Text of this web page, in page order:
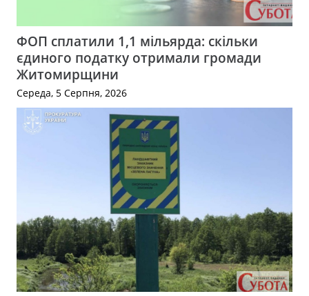
ФОП сплатили 1,1 мільярда: скільки
єдиного податку отримали громади
Житомирщини
Середа, 5 Серпня, 2026